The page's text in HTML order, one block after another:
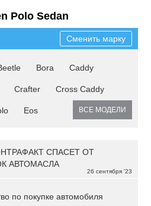
Polo Sedan
Сменить марку
Bora Caddy
Crafter Cross Caddy
Eos ВСЕ МОДЕЛИ
26 сентября '23
СПАСЕТ ОТ
АВТОМАСЛА
по покупке автомобиля